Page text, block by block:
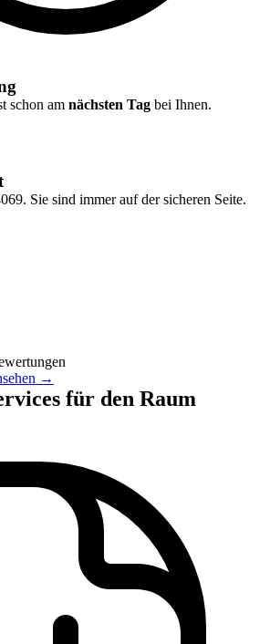
schon am nächsten Tag bei Ihnen.
Sie sind immer auf der sicheren Seite.
→
für den Raum